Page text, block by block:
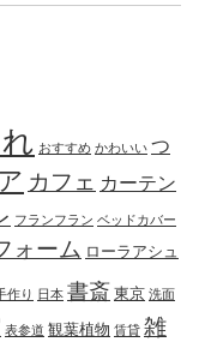
おすすめ かわいい つ
カフェ カーテン
フランフラン ベッドカバー
ォーム ローラアシュ
作り 日本 書斎 東京 洗面
表参道 観葉植物 賃貸 雑